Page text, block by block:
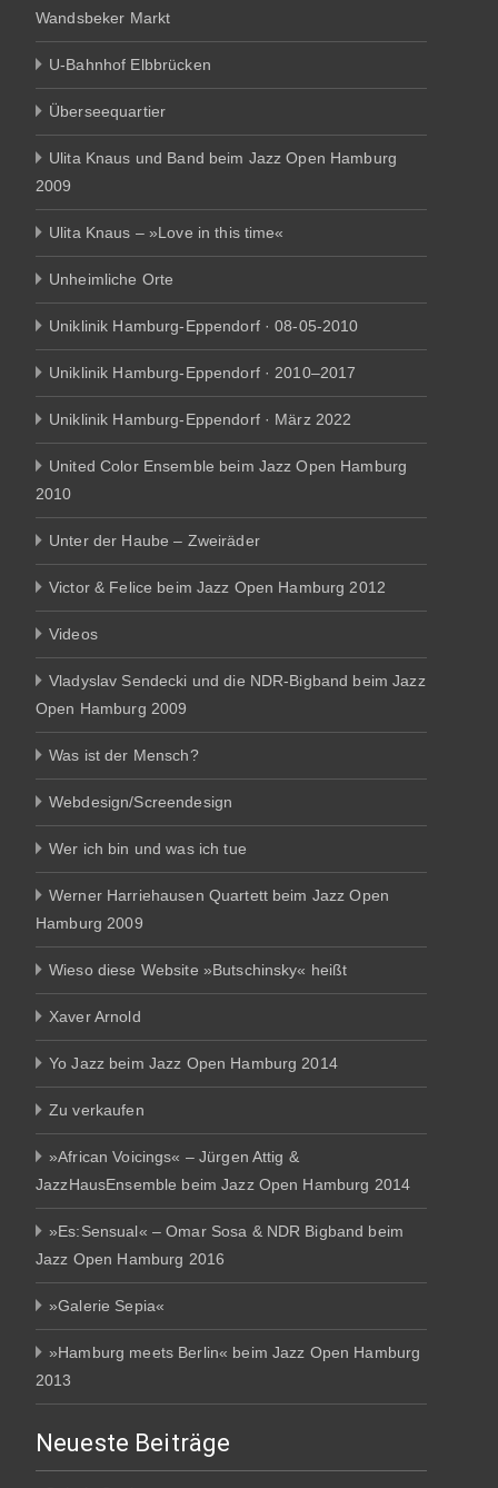
Wandsbeker Markt
U-Bahnhof Elbbrücken
Überseequartier
Ulita Knaus und Band beim Jazz Open Hamburg
2009
Ulita Knaus – »Love in this time«
Unheimliche Orte
Uniklinik Hamburg-Eppendorf · 08-05-2010
Uniklinik Hamburg-Eppendorf · 2010–2017
Uniklinik Hamburg-Eppendorf · März 2022
United Color Ensemble beim Jazz Open Hamburg
2010
Unter der Haube – Zweiräder
Victor & Felice beim Jazz Open Hamburg 2012
Videos
Vladyslav Sendecki und die NDR-Bigband beim Jazz
Open Hamburg 2009
Was ist der Mensch?
Webdesign/Screendesign
Wer ich bin und was ich tue
Werner Harriehausen Quartett beim Jazz Open
Hamburg 2009
Wieso diese Website »Butschinsky« heißt
Xaver Arnold
Yo Jazz beim Jazz Open Hamburg 2014
Zu verkaufen
»African Voicings« – Jürgen Attig &
JazzHausEnsemble beim Jazz Open Hamburg 2014
»Es:Sensual« – Omar Sosa & NDR Bigband beim
Jazz Open Hamburg 2016
»Galerie Sepia«
»Hamburg meets Berlin« beim Jazz Open Hamburg
2013
Neueste Beiträge